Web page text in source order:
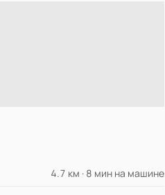
4.7 км · 8 мин на машине